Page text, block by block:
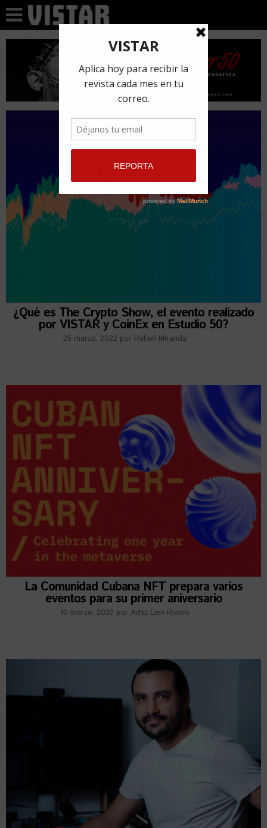
¿Qué es The Crypto Show, el evento realizado
por VISTAR y CoinEx en Estudio 50?
25 marzo, 2022 por Rafael Miranda
La Comunidad Cubana NFT prepara varios
eventos para su primer aniversario
10 marzo, 2022 por Adyz Lien Rivero